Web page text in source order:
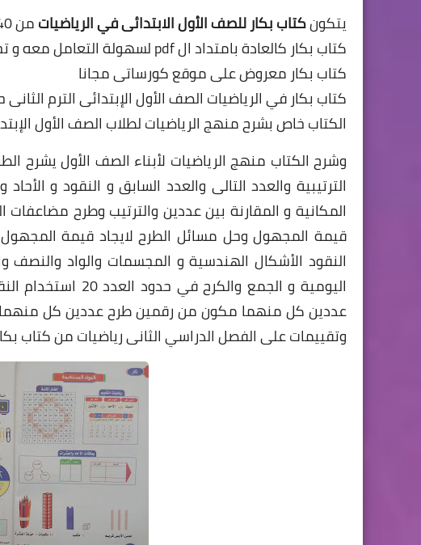
يتكونكتاب بكار للصف الأول الابتدائى في الرياضياتمن 240 صفحة.
كتاب بكار كالعادة بامتداد ال pdf لسهولة التعامل معه و تحميلة والاطلاع عليه .
كتاب بكار معروض على موقع كورساتى مجانا
كتاب بكار في الرياضيات الصف الأول الإبتدائى الترم الثانى
الكتاب خاص بشرح منهج الرياضيات لطلاب الصف الأول
وشرح الكتاب منهج الرياضيات لأبناء الصف الأول يشرح
الترتيبية والعدد التالى والعدد السابق و النقود و
المكانية و المقارنة بين عددين والترتيب وطرح
النقود الأشكال الهندسية و المجسمات والواد والنصف
عددين كل منهما مكون من رقمين طرح عددين كل منهما
وتقييمات على الفصل الدراسي الثانى رياضيات من كتاب